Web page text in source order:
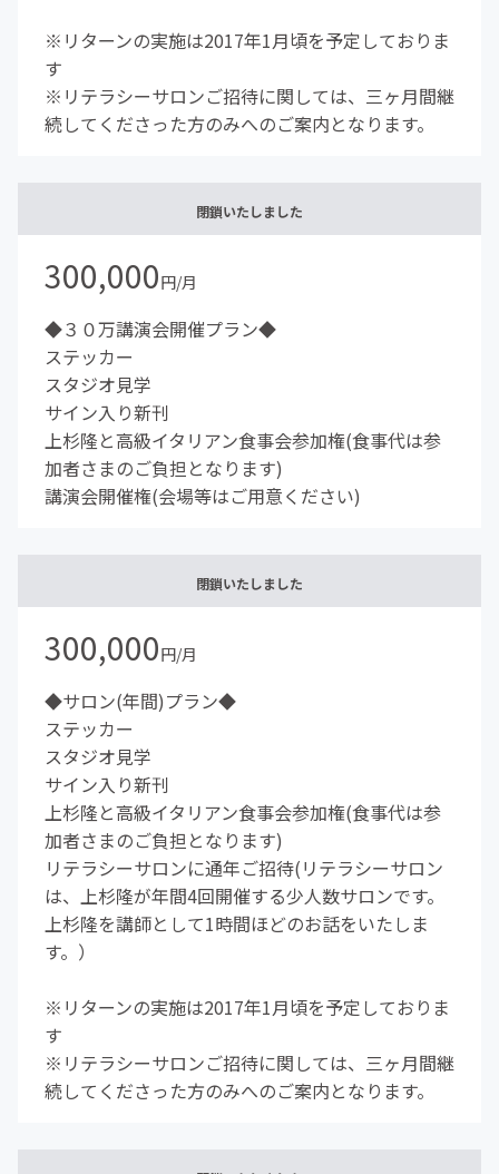
※リターンの実施は2017年1月頃を予定しておりま
す
※リテラシーサロンご招待に関しては、三ヶ月間継
続してくださった方のみへのご案内となります。
閉鎖いたしました
300,000円/月
◆３０万講演会開催プラン◆
ステッカー
スタジオ見学
サイン入り新刊
上杉隆と高級イタリアン食事会参加権(食事代は参
加者さまのご負担となります)
講演会開催権(会場等はご用意ください)
閉鎖いたしました
300,000円/月
◆サロン(年間)プラン◆
ステッカー
スタジオ見学
サイン入り新刊
上杉隆と高級イタリアン食事会参加権(食事代は参
加者さまのご負担となります)
リテラシーサロンに通年ご招待(リテラシーサロン
は、上杉隆が年間4回開催する少人数サロンです。
上杉隆を講師として1時間ほどのお話をいたしま
す。）
※リターンの実施は2017年1月頃を予定しておりま
す
※リテラシーサロンご招待に関しては、三ヶ月間継
続してくださった方のみへのご案内となります。